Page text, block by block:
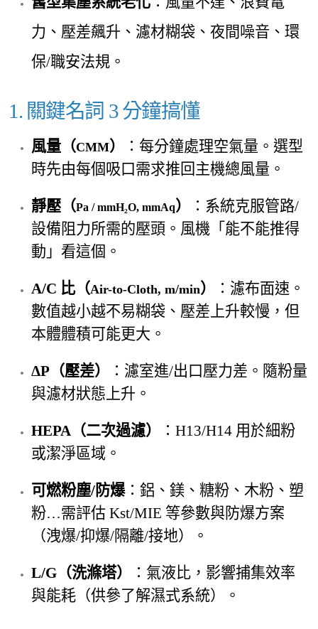
力、壓差飆升、濾材糊袋、夜間噪音、環
保/職安法規。
1. 關鍵名詞 3 分鐘搞懂
風量（CMM）
：每分鐘處理空氣量。選型
時先由每個吸口需求推回主機總風量。
靜壓（Pa / mmH₂O, mmAq）
：系統克服管路/
設備阻力所需的壓頭。風機「能不能推得
動」看這個。
A/C 比（Air-to-Cloth, m/min）
：濾布面速。
數值越小越不易糊袋、壓差上升較慢，但
本體體積可能更大。
ΔP（壓差）
：濾室進/出口壓力差。隨粉量
與濾材狀態上升。
HEPA（二次過濾）
：H13/H14 用於細粉
或潔淨區域。
可燃粉塵/防爆：鋁、鎂、糖粉、木粉、塑
粉…需評估 Kst/MIE 等參數與防爆方案
（洩爆/抑爆/隔離/接地）。
L/G（洗滌塔）
：氣液比，影響捕集效率
與能耗（供參了解濕式系統）。